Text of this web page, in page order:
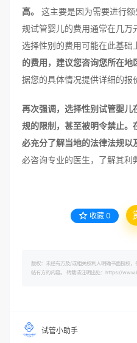
高。
这主要是因为需要进行
规试管婴儿的费用通常在几万
选择性别的费用可能在此基础
的费用，建议您咨询您所在地
据您的具体情况提供详细的报
再次强调，选择性别试管婴儿
规的限制，甚至被明令禁止。
必充分了解当地的法律法规以
必咨询专业的医生，了解其利
收藏 0
版权：未经有方及/或相关权利人明确书面授权
帖有方的内容。 转载请注明出处：https://
试管小助手